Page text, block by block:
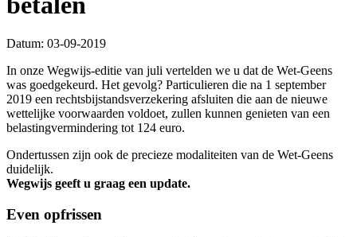
Datum: 03-09-2019
In onze Wegwijs-editie van juli vertelden we u dat de Wet-Geens
was goedgekeurd. Het gevolg? Particulieren die na 1 september
2019 een rechtsbijstandsverzekering afsluiten die aan de nieuwe
wettelijke voorwaarden voldoet, zullen kunnen genieten van een
belastingvermindering tot 124 euro.
Ondertussen zijn ook de precieze modaliteiten van de Wet-Geens
duidelijk.
Wegwijs geeft u graag een update.
Even opfrissen